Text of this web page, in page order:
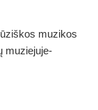
muzikos
muziejuje-